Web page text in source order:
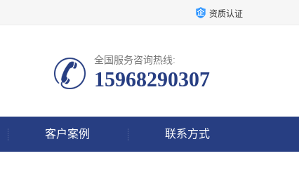
资质认证
全国服务咨询热线:
15968290307
客户案例 联系方式